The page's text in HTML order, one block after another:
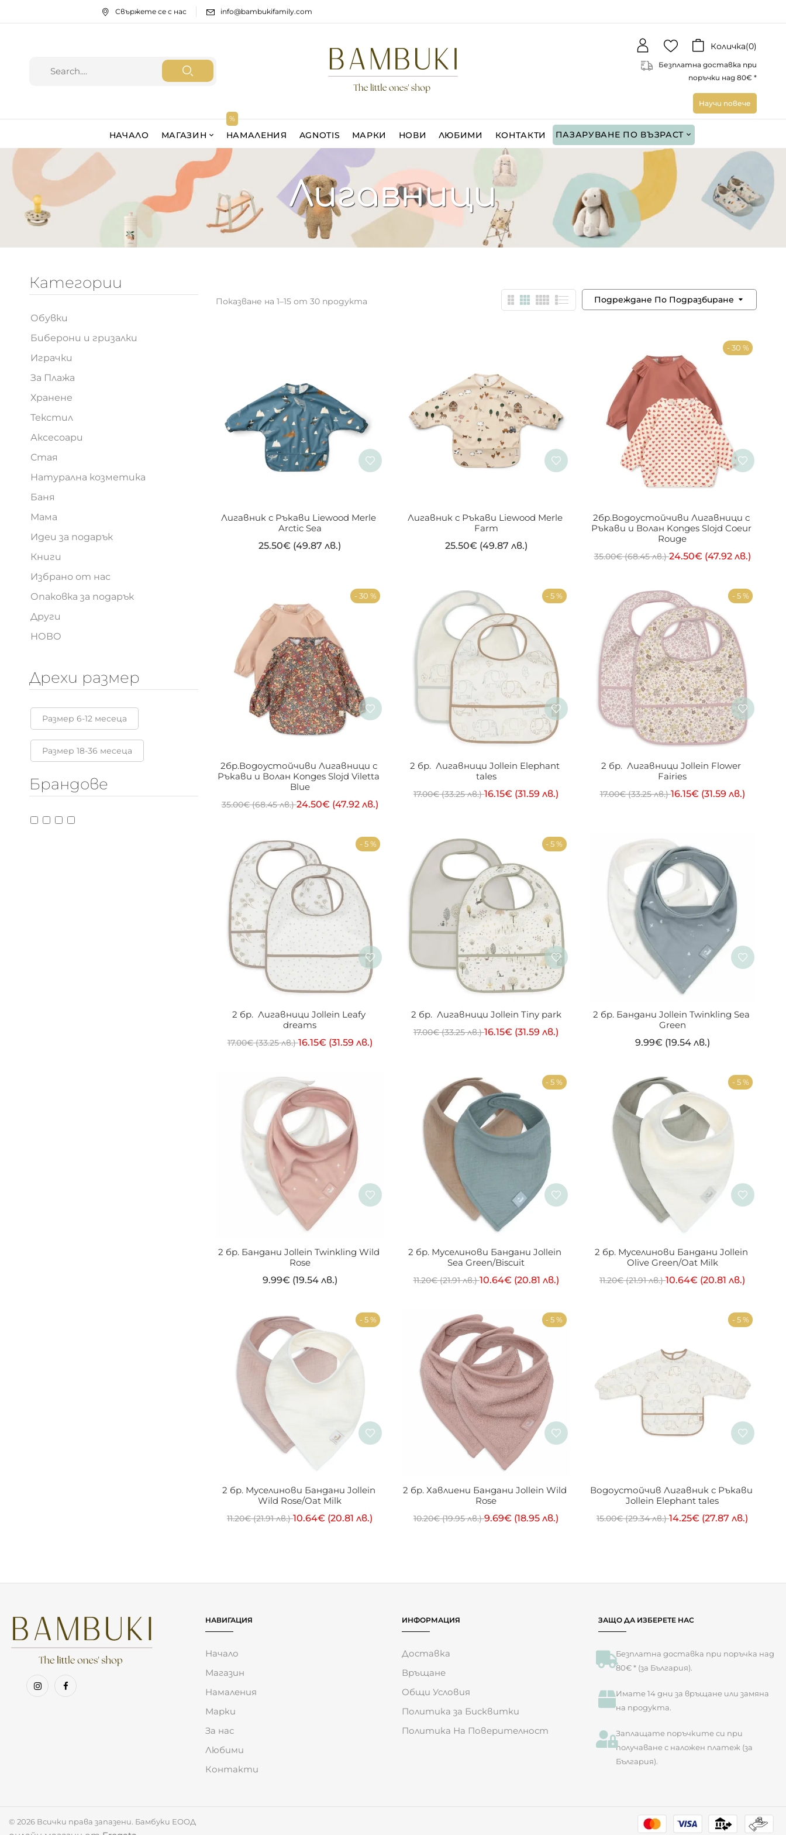
Свържете се с нас info@bambukifamily.com
Количка(0)
Безплатна доставка при
поръчки над 80€ *
Научи повече
НАЧАЛО МАГАЗИН НАМАЛЕНИЯ AGNOTIS МАРКИ НОВИ ЛЮБИМИ КОНТАКТИ ПАЗАРУВАНЕ ПО ВЪЗРАСТ
Лигавници
Категории
Обувки
Биберони и гризалки
Играчки
За Плажа
Хранене
Шишета с биберони
Лигавници
Шишета и чаши
Прибори и Съдове
Термоси
Контейнери
Текстил
Аксесоари
Стая
Натурална козметика
Баня
Мама
Книги
Опаковка за подарък
Други
НОВО
On sale
Подреждане По Подразбиране
Показване на 1–15 от 30 продукта
Лигавник с Ръкави Liewood Merle
Arctic Sea
25.50€ (49.87 лв.)
Лигавник с Ръкави Liewood Merle
Farm
25.50€ (49.87 лв.)
- 30 %
2бр.Водоустойчиви Лигавници с
Ръкави и Волан Konges Slojd Coeur
Rouge
35.00€(68.45 лв.)24.50€ (47.92 лв.)
- 30 %
2бр.Водоустойчиви Лигавници с
Ръкави и Волан Konges Slojd Viletta
Blue
35.00€(68.45 лв.)24.50€ (47.92 лв.)
- 5 %
2 бр.  Лигавници Jollein Elephant
tales
17.00€(33.25 лв.)16.15€ (31.59 лв.)
- 5 %
2 бр.  Лигавници Jollein Flower
Fairies
17.00€(33.25 лв.)16.15€ (31.59 лв.)
- 5 %
2 бр.  Лигавници Jollein Leafy
dreams
17.00€(33.25 лв.)16.15€ (31.59 лв.)
- 5 %
2 бр.  Лигавници Jollein Tiny park
17.00€(33.25 лв.)16.15€ (31.59 лв.)
2 бр. Бандани Jollein Twinkling Sea
Green
9.99€ (19.54 лв.)
2 бр. Бандани Jollein Twinkling Wild
Rose
9.99€ (19.54 лв.)
- 5 %
2 бр. Муселинови Бандани Jollein
Sea Green/Biscuit
11.20€(21.91 лв.)10.64€ (20.81 лв.)
- 5 %
2 бр. Муселинови Бандани Jollein
Olive Green/Oat Milk
11.20€(21.91 лв.)10.64€ (20.81 лв.)
- 5 %
2 бр. Муселинови Бандани Jollein
Wild Rose/Oat Milk
11.20€(21.91 лв.)10.64€ (20.81 лв.)
- 5 %
2 бр. Хавлиени Бандани Jollein Wild
Rose
10.20€(19.95 лв.)9.69€ (18.95 лв.)
- 5 %
Водоустойчив Лигавник с Ръкави
Jollein Elephant tales
15.00€(29.34 лв.)14.25€ (27.87 лв.)
Начало
Магазин
Намаления
Марки
Доставка
Връщане
80€ * (за България).
България).